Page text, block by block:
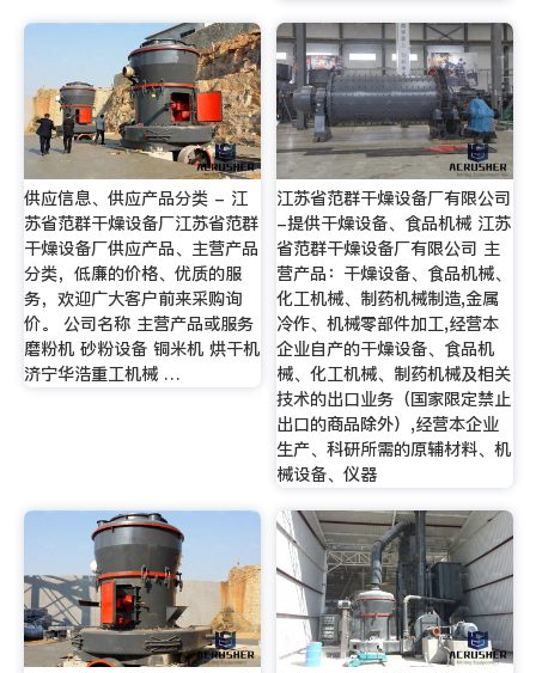
供应信息、供应产品分类 - 江
苏省范群干燥设备厂江苏省范群
干燥设备厂供应产品、主营产品
分类，低廉的价格、优质的服
务，欢迎广大客户前来采购询
价。 公司名称 主营产品或服务
磨粉机 砂粉设备 铜米机 烘干机
济宁华浩重工机械 …
江苏省范群干燥设备厂有限公司
-提供干燥设备、食品机械 江苏
省范群干燥设备厂有限公司 主
营产品：干燥设备、食品机械、
化工机械、制药机械制造,金属
冷作、机械零部件加工,经营本
企业自产的干燥设备、食品机
械、化工机械、制药机械及相关
技术的出口业务（国家限定禁止
出口的商品除外）,经营本企业
生产、科研所需的原辅材料、机
械设备、仪器